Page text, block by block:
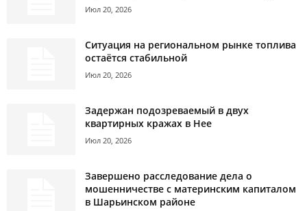
Июл 20, 2026
Ситуация на региональном рынке топлива
остаётся стабильной
Июл 20, 2026
Задержан подозреваемый в двух
квартирных кражах в Нее
Июл 20, 2026
Завершено расследование дела о
мошенничестве с материнским капиталом
в Шарьинском районе